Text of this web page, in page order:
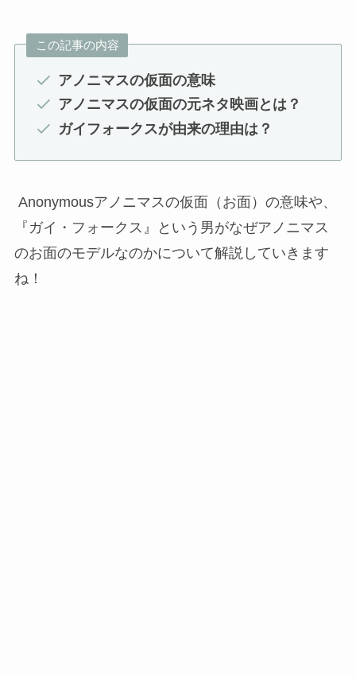
この記事の内容
アノニマスの仮面の意味
アノニマスの仮面の元ネタ映画とは？
ガイフォークスが由来の理由は？
Anonymousアノニマスの仮面（お面）の意味や、
『ガイ・フォークス』という男がなぜアノニマス
のお面のモデルなのかについて解説していきます
ね！